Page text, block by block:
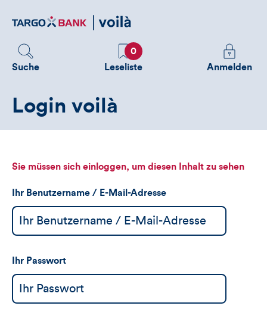
zum
Suche
Favoriten
0
Leseliste
Melden
Sie
sehen
Anmelden
Login voilà
Sie müssen sich einloggen, um diesen Inhalt zu sehen
Ihr Benutzername / E-Mail-Adresse
Ihr Passwort